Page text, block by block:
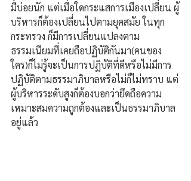
มีบ่อยนัก แต่เมื่อใดกระแสการเมืองเปลี่ยน ผู้
บริหารก็ต้องเปลี่ยนไปตามยุคสมัย ในทุก
กระทรวง ก็มีการเปลี่ยนแปลงตาม
ธรรมเนียมที่เคยถือปฏิบัติกันมา(คนของ
ใคร)ก็ไม่รู้จะเป็นการปฏิบัติที่ดีหรือไม่มีการ
ปฏิบัติตามธรรมาภิบาลหรือไม่ก็ไม่ทราบ แต่
ผู้บริหารระดับสูงก็ต้องบอกว่ายึดถือความ
เหมาะสมความถูกต้องและเป็นธรรมาภิบาล
อยู่แล้ว